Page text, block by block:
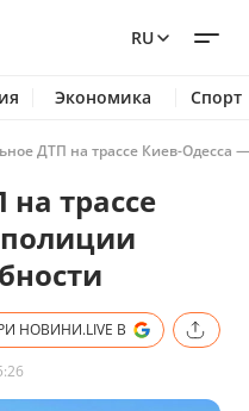
RU
Экономика Спорт
ДТП на трассе Киев-Одесса
трассе
НОВИНИ.LIVE В